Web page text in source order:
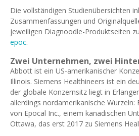
Die vollständigen Studienübersichten
Zusammenfassungen und
jeweiligen Diagnoodle-Produktseiten zu
epoc.
Zwei Unternehmen, zwei
Abbott ist ein US-amerikanischer
Illinois. Siemens Healthineers ist ein
der globale Konzernsitz liegt in
allerdings nordamerikanische Wurzeln:
von Epocal Inc., einem kanadischen
Ottawa, das erst 2017 zu Siemens